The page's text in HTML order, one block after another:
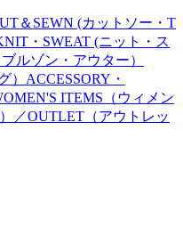
＆SEWN (カットソー・T
・SWEAT (ニット・ス
ルゾン・アウター）
） ACCESSORY・
ITEMS（ウィメン
／OUTLET（アウトレッ